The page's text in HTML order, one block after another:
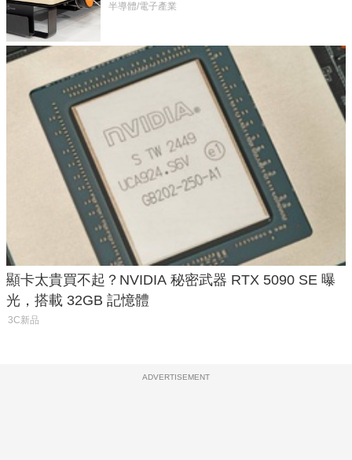
半導體/電子產業
顯卡太貴買不起？NVIDIA 秘密武器 RTX 5090 SE 曝
光，搭載 32GB 記憶體
3C新品
ADVERTISEMENT